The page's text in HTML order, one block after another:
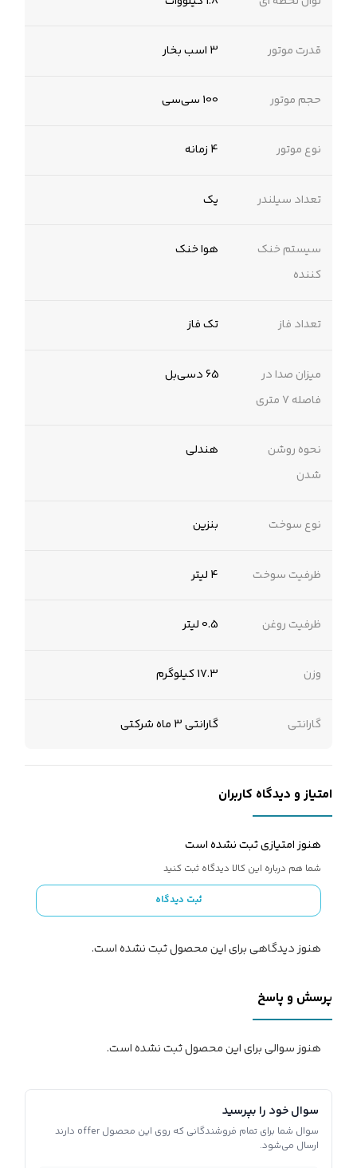
قدرت موتور 3 اسب بخار
حجم موتور 100 سی‌سی
نوع موتور 4 زمانه
تعداد سیلندر یک
سیستم خنک
کننده
هوا خنک
تعداد فاز تک فاز
میزان صدا در
فاصله 7 متری
65 دسی‌بل
نحوه روشن
شدن
هندلی
نوع سوخت بنزین
ظرفیت سوخت 4 لیتر
ظرفیت روغن 0.5 لیتر
وزن 17.3 کیلوگرم
گارانتی گارانتی 3 ماه شرکتی
امتیاز و دیدگاه کاربران
هنوز امتیازی ثبت نشده است
شما هم درباره این کالا دیدگاه ثبت کنید
ثبت دیدگاه
هنوز دیدگاهی برای این محصول ثبت نشده است.
پرسش و پاسخ
هنوز سوالی برای این محصول ثبت نشده است.
سوال خود را بپرسید
سوال شما برای تمام فروشندگانی که روی این محصول offer دارند
ارسال می‌شود.